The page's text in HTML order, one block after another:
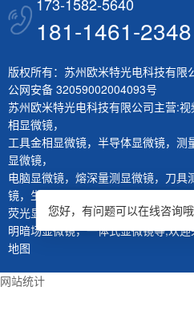
181-1461-2348
版权所有：苏州欧米特光电科技有限
公网安备 32059002004093号
苏州欧米特光电科技有限公司主营:视
相显微镜，
工具金相显微镜， 半导体显微镜， 测
显微镜，
电脑显微镜， 熔深量测显微镜， 刀具
镜， 生物显微镜，
荧光显微镜， 红外显微镜，微分干涉
明暗场显微镜，一体式显微镜等,欢
地图
网站统计
您好，有问题可以在线咨询哦